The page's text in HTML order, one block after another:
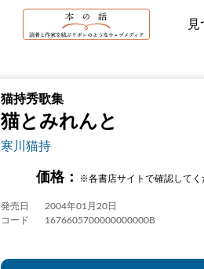
見
猫持秀歌集
猫とみれんと
寒川猫持
価格： ※各書店サイトで確認してく
発売日
2004年01月20日
コード
1676605700000000000B